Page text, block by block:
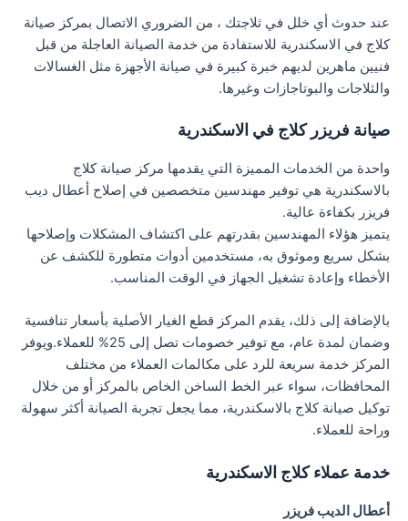
عند حدوث أي خلل في ثلاجتك ، من الضروري الاتصال بمركز صيانة
كلاج في الاسكندرية للاستفادة من خدمة الصيانة العاجلة من قبل
فنيين ماهرين لديهم خبرة كبيرة في صيانة الأجهزة مثل الغسالات
والثلاجات والبوتاجازات وغيرها.
صيانة فريزر كلاج في الاسكندرية
واحدة من الخدمات المميزة التي يقدمها مركز صيانة كلاج
بالاسكندرية هي توفير مهندسين متخصصين في إصلاح أعطال ديب
فريزر بكفاءة عالية.
يتميز هؤلاء المهندسين بقدرتهم على اكتشاف المشكلات وإصلاحها
بشكل سريع وموثوق به، مستخدمين أدوات متطورة للكشف عن
الأخطاء وإعادة تشغيل الجهاز في الوقت المناسب.
بالإضافة إلى ذلك، يقدم المركز قطع الغيار الأصلية بأسعار تنافسية
وضمان لمدة عام، مع توفير خصومات تصل إلى 25% للعملاء.ويوفر
المركز خدمة سريعة للرد على مكالمات العملاء من مختلف
المحافظات، سواء عبر الخط الساخن الخاص بالمركز أو من خلال
توكيل صيانة كلاج بالاسكندرية، مما يجعل تجربة الصيانة أكثر سهولة
وراحة للعملاء.
خدمة عملاء كلاج الاسكندرية
أعطال الديب فريزر